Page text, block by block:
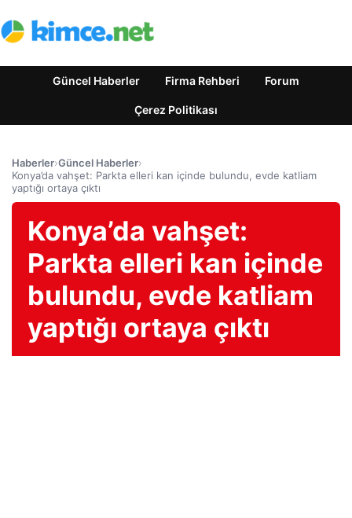
Güncel Haberler Firma Rehberi Forum
Çerez Politikası
Haberler›Güncel Haberler›
Konya’da vahşet: Parkta elleri kan içinde bulundu, evde katliam
yaptığı ortaya çıktı
Konya’da vahşet:
Parkta elleri kan içinde
bulundu, evde katliam
yaptığı ortaya çıktı